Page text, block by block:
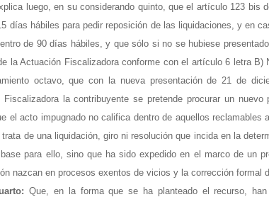
luego, en su considerando quinto, que el artículo 123 bis
días hábiles para pedir reposición de las liquidaciones, y en
de 90 días hábiles, y que sólo si no se hubiese
la Actuación Fiscalizadora conforme con el artículo 6 letra B)
octavo, que con la nueva presentación de 21 de
Fiscalizadora la contribuyente se pretende procurar un
el acto impugnado no califica dentro de aquellos
de una liquidación, giro ni resolución que incida en la
para ello, sino que ha sido expedido en el marco de un
nazcan en procesos exentos de vicios y la corrección formal
Que, en la forma que se ha planteado el recurso,